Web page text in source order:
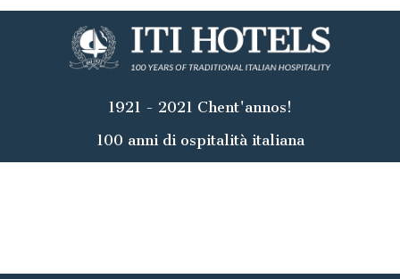
1921 - 2021 Chent'annos!
100 anni di ospitalità italiana